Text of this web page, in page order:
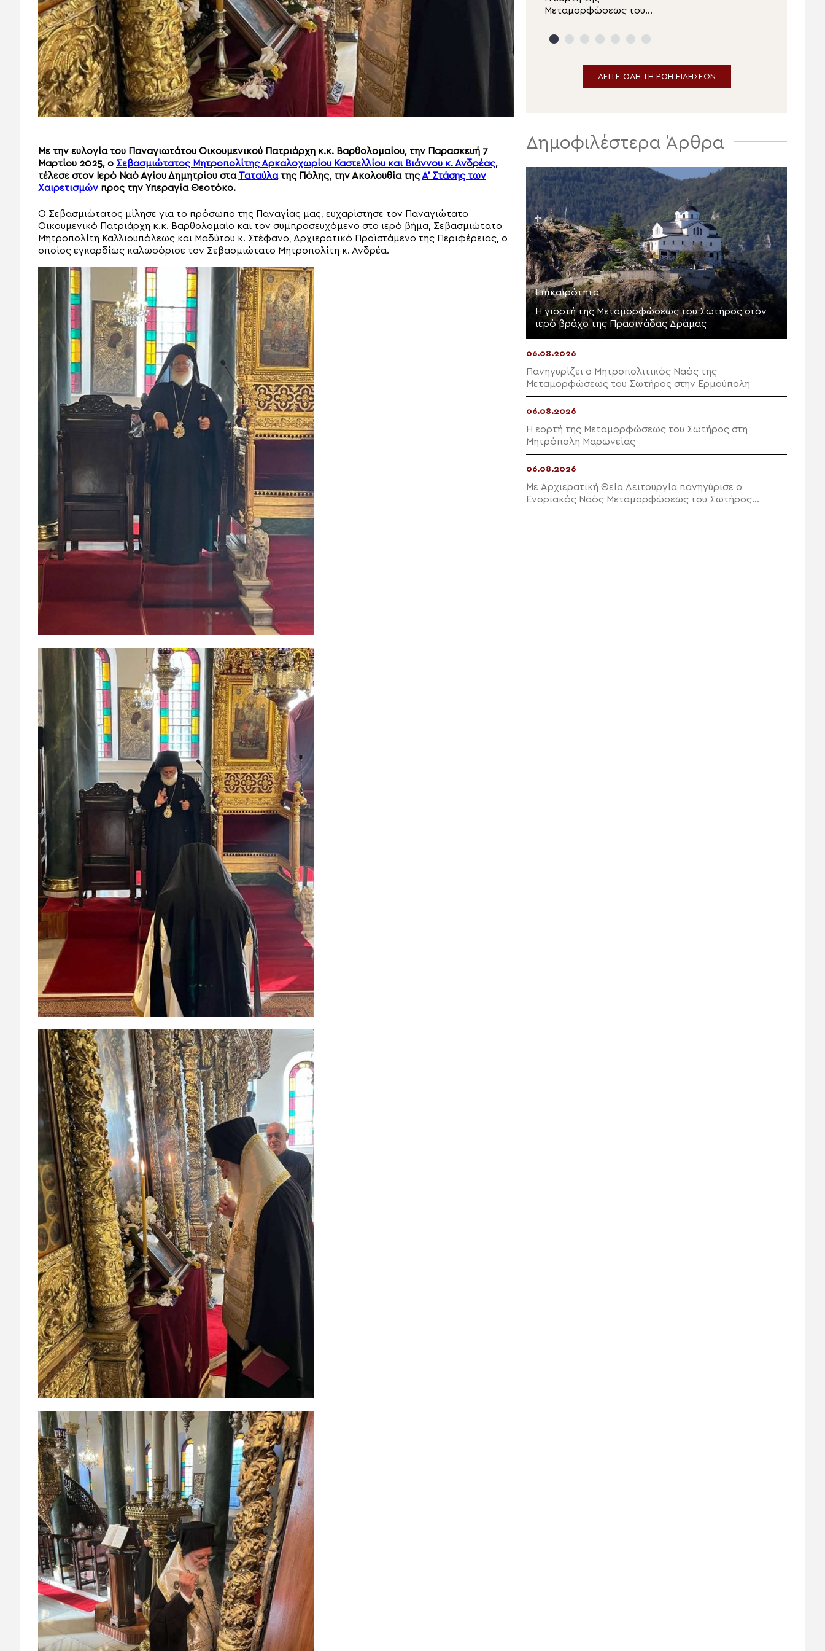
Με την ευλογία του Παναγιωτάτου Οικουμενικού Πατριάρχη κ.κ. Βαρθολομαίου, την Παρασκευή 7
Μαρτίου 2025, ο Σεβασμιώτατος Μητροπολίτης Αρκαλοχωρίου Καστελλίου και Βιάννου κ. Ανδρέας,
τέλεσε στον Ιερό Ναό Αγίου Δημητρίου σταΤαταύλατης Πόλης, την Ακολουθία τηςΑ’ Στάσης των
Χαιρετισμών προς την Υπεραγία Θεοτόκο.
Ο Σεβασμιώτατος μίλησε για το πρόσωπο της Παναγίας μας, ευχαρίστησε τον Παναγιώτατο
Οικουμενικό Πατριάρχη κ.κ. Βαρθολομαίο και τον συμπροσευχόμενο στο ιερό βήμα, Σεβασμιώτατο
Μητροπολίτη Καλλιουπόλεως και Μαδύτου κ. Στέφανο, Αρχιερατικό Προϊστάμενο της Περιφέρειας, ο
οποίος εγκαρδίως καλωσόρισε τον Σεβασμιώτατο Μητροπολίτη κ. Ανδρέα.
Σωτήρος
Μεταμορφώσεως του
Σωτήρος στη Μονή Σινά
Μεταμορφώσεως του
Σωτήρος στα Λευκάκια
Ναυπλίου
ΔΕΙΤΕ ΟΛΗ ΤΗ ΡΟΗ ΕΙΔΗΣΕΩΝ
Δημοφιλέστερα Άρθρα
Επικαιρότητα
Η γιορτή της Μεταμορφώσεως του Σωτήρος στον
ιερό βράχο της Πρασινάδας Δράμας
06.08.2026
Πανηγυρίζει ο Μητροπολιτικός Ναός της
Μεταμορφώσεως του Σωτήρος στην Ερμούπολη
06.08.2026
Η εορτή της Μεταμορφώσεως του Σωτήρος στη
Μητρόπολη Μαρωνείας
06.08.2026
Με Αρχιερατική Θεία Λειτουργία πανηγύρισε ο
Ενοριακός Ναός Μεταμορφώσεως του Σωτήρος